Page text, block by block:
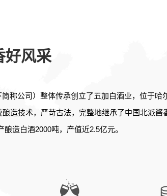
风采
公司）整体传承创立了五加白酒业，位于哈
造技术，严苛古法，完整地继承了中国北派酱
造白酒2000吨，产值近2.5亿元。